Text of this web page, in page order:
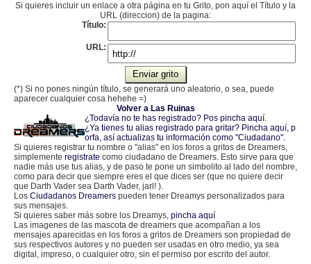
Si quieres incluir un enlace a otra página en tu Grito, pon aquí el Título y la
URL (direccion) de la pagina:
Título:
URL:
(*) Si no pones ningún título, se generará uno aleatorio, o sea, puede
aparecer cualquier cosa hehehe =)
Volver a Las Ruinas
¿Todavía no te has registrado? Pos pincha aquí.
¿Ya tienes tu alias registrado para gritar? Pincha aquí, p
orfa, así actualizas tu información como "Ciudadano".
Si quieres registrar tu nombre o "alias" en los foros a gritos de Dreamers,
simplemente registrate como ciudadano de Dreamers. Esto sirve para que
nadie más use tus alias, y de paso te pone un simbolito al lado del nombre,
como para decir que siempre eres el que dices ser (que no quiere decir
que Darth Vader sea Darth Vader, jarl! ).
Los Ciudadanos Dreamers pueden tener Dreamys personalizados para
sus mensajes.
Si quieres saber más sobre los Dreamys, pincha aquí
Las imagenes de las mascota de dreamers que acompañan a los
mensajes aparecidas en los foros a gritos de Dreamers son propiedad de
sus respectivos autores y no pueden ser usadas en otro medio, ya sea
digital, impreso, o cualquier otro, sin el permiso por escrito del autor.